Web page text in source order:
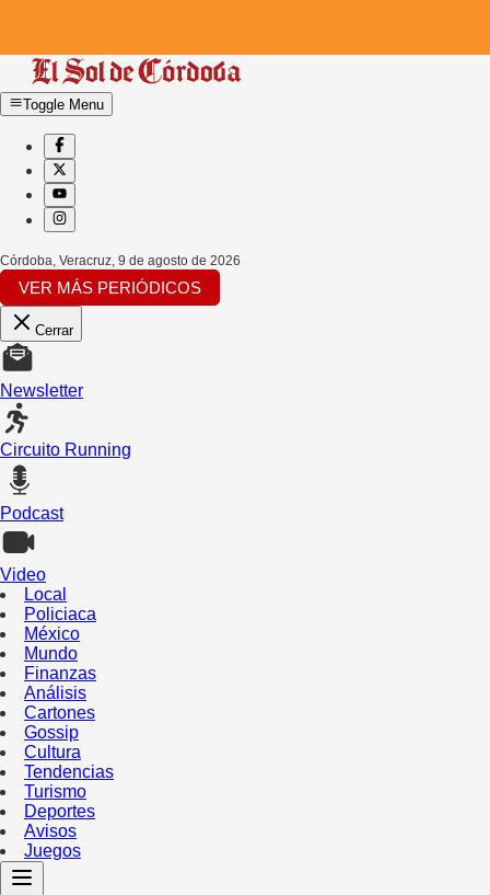
Toggle Menu
Córdoba, Veracruz 9 de agosto de 2026
VER MÁS PERIÓDICOS
Cerrar
Newsletter
Circuito Running
Podcast
Video
Local
Policiaca
México
Mundo
Finanzas
Análisis
Cartones
Gossip
Cultura
Tendencias
Turismo
Deportes
Avisos
Juegos